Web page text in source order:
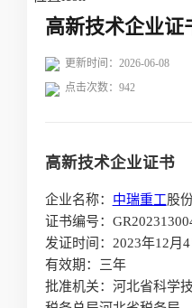
高新技术企业证
更新时间：2026-06-08
点击次数： 942
高新技术企业证书
企业名称： 中瑞重工股
证书编号：
发证时间：2023年12月4
有效期：三年
批准机关：河北省科学